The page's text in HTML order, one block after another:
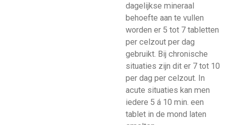
dagelijkse mineraal
behoefte aan te vullen
worden er 5 tot 7 tabletten
per celzout per dag
gebruikt. Bij chronische
situaties zijn dit er 7 tot 10
per dag per celzout. In
acute situaties kan men
iedere 5 á 10 min. een
tablet in de mond laten